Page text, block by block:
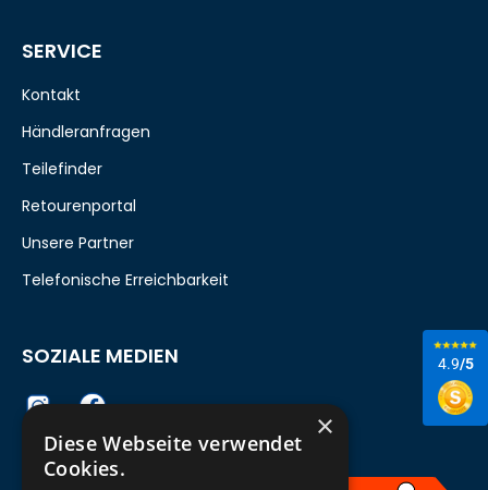
4.9/5
SERVICE
Kontakt
Händleranfragen
Teilefinder
Retourenportal
Unsere Partner
Telefonische Erreichbarkeit
SOZIALE MEDIEN
×
Diese Webseite verwendet
Cookies.